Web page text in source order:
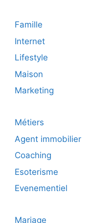
Famille
Internet
Lifestyle
Maison
Marketing
Métiers
Agent immobilier
Coaching
Esoterisme
Evenementiel
Mariage